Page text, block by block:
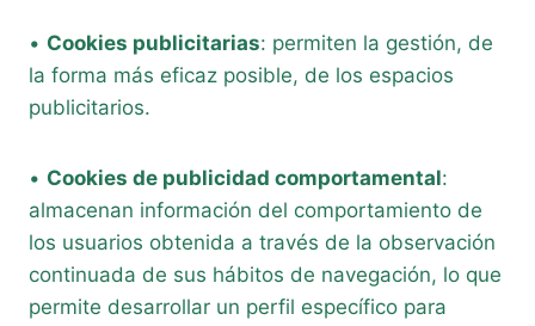
• Cookies publicitarias: permiten la gestión, de
la forma más eficaz posible, de los espacios
publicitarios.
• Cookies de publicidad comportamental:
almacenan información del comportamiento de
los usuarios obtenida a través de la observación
continuada de sus hábitos de navegación, lo que
permite desarrollar un perfil específico para